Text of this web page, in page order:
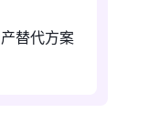
替代方案